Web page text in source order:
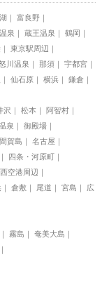
富良野
泉 蔵王温泉
鶴岡
東京駅周辺
川温泉 那須
宇都宮
仙石原 横浜
鎌倉
沢 松本
阿智村
泉
御殿場
賀島
名古屋
四条・河原町
空港周辺
倉敷 尾道 宮島
広
霧島
奄美大島